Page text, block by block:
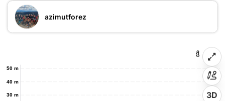
azimutforez
30 m
40 m
50 m
3D